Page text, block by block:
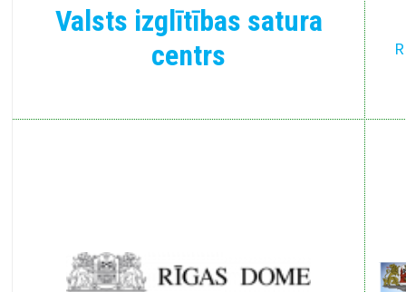
Valsts izglītības satura
centrs